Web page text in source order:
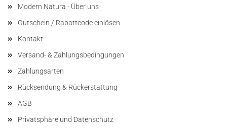
Modern Natura - Über uns
Gutschein / Rabattcode einlösen
Kontakt
Versand- & Zahlungsbedingungen
Zahlungsarten
Rücksendung & Rückerstattung
AGB
Privatsphäre und Datenschutz